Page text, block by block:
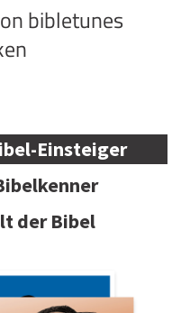
bibletunes
Einsteiger
der Bibel